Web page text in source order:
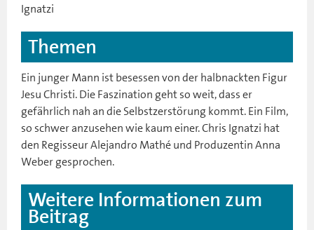
Ignatzi
Themen
Ein junger Mann ist besessen von der halbnackten Figur
Jesu Christi. Die Faszination geht so weit, dass er
gefährlich nah an die Selbstzerstörung kommt. Ein Film,
so schwer anzusehen wie kaum einer. Chris Ignatzi hat
den Regisseur Alejandro Mathé und Produzentin Anna
Weber gesprochen.
Weitere Informationen zum
Beitrag